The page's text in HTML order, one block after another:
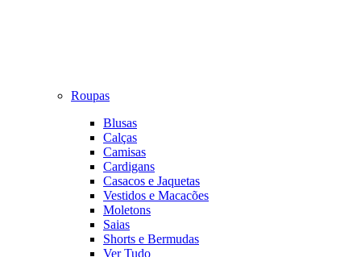
Roupas
Blusas
Calças
Camisas
Cardigans
Casacos e Jaquetas
Vestidos e Macacões
Moletons
Saias
Shorts e Bermudas
Ver Tudo